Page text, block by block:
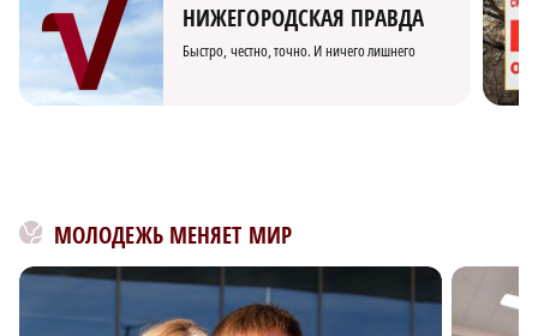
НИЖЕГОРОДСКАЯ ПРАВДА
Быстро, честно, точно. И ничего лишнего
МОЛОДЕЖЬ МЕНЯЕТ МИР